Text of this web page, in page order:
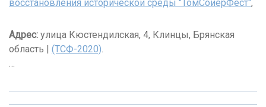
восстановления исторической среды "ТомСойерФест",
Адрес: улица Кюстендилская, 4, Клинцы, Брянская
область | (ТСФ-2020).
…